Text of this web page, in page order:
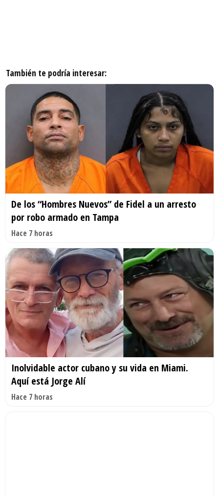
También te podría interesar:
De los “Hombres Nuevos” de Fidel a un arresto
por robo armado en Tampa
Hace 7 horas
Inolvidable actor cubano y su vida en Miami.
Aquí está Jorge Alí
Hace 7 horas